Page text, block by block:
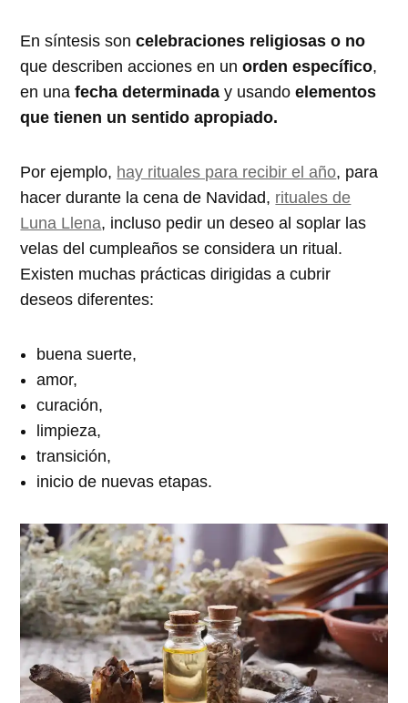
En síntesis soncelebraciones religiosas o no
que describen acciones en unorden específico,
en unafecha determinada y usandoelementos
que tienen un sentido apropiado.
Por ejemplo, hay rituales para recibir el año, para
hacer durante la cena de Navidad, rituales de
Luna Llena, incluso pedir un deseo al soplar las
velas del cumpleaños se considera un ritual.
Existen muchas prácticas dirigidas a cubrir
deseos diferentes:
buena suerte,
amor,
curación,
limpieza,
transición,
inicio de nuevas etapas.